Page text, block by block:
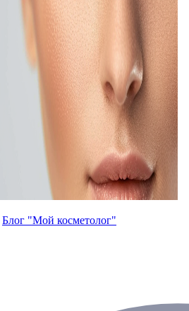
Блог "Мой косметолог"